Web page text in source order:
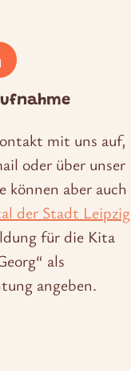
mit uns auf,
oder über unser
können aber auch
der Stadt Leipzig
für die Kita
als
angeben.